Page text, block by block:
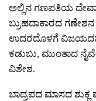
ಅಲ್ಲಿನ ಗಣಪತಿಯ
ಬ್ರುಹದಾಕಾರದ
ಉದರದೊಳಗೆ
ಕಡುಬು, ಮುಂತಾದ
ವಿಶೇಶ.
ಬಾದ್ರಪದ ಮಾಸದ